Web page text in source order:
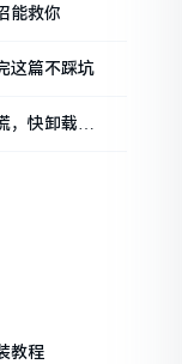
能救你
这篇不踩坑
，快卸载，
教程